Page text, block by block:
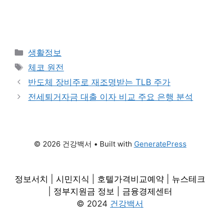
Categories
생활정보
Tags
체코 원전
반도체 장비주로 재조명받는 TLB 주가
전세퇴거자금 대출 이자 비교 주요 은행 분석
© 2026 건강백서 • Built with GeneratePress
정보서치 시민지식 호텔가격비교예약
뉴스테크
정부지원금 정보
금융경제센터
© 2024 건강백서